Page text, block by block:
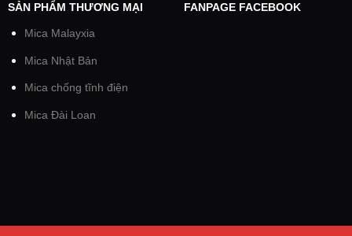
SẢN PHẨM THƯƠNG MẠI
Mica Malayxia
Mica Nhật Bản
Mica chống tĩnh điện
Mica Đài Loan
FANPAGE FACEBOOK